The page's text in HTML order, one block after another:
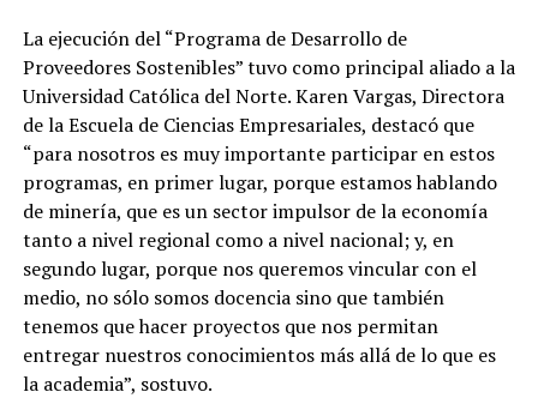
La ejecución del “Programa de Desarrollo de
Proveedores Sostenibles” tuvo como principal aliado a la
Universidad Católica del Norte. Karen Vargas, Directora
de la Escuela de Ciencias Empresariales, destacó que
“para nosotros es muy importante participar en estos
programas, en primer lugar, porque estamos hablando
de minería, que es un sector impulsor de la economía
tanto a nivel regional como a nivel nacional; y, en
segundo lugar, porque nos queremos vincular con el
medio, no sólo somos docencia sino que también
tenemos que hacer proyectos que nos permitan
entregar nuestros conocimientos más allá de lo que es
la academia”, sostuvo.